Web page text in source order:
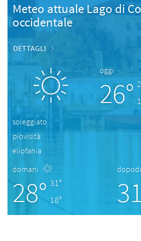
Meteo attuale Lago di
occidentale
DETTAGLI
oggi
26°
soleggiato
piovisità
eliofania
domani
28° 31°
18°